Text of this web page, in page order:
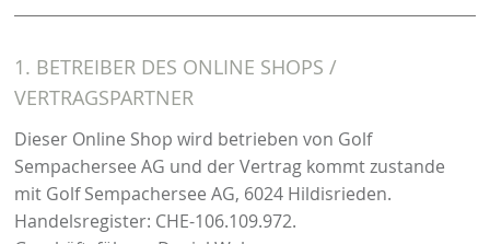
1. BETREIBER DES ONLINE SHOPS /
VERTRAGSPARTNER
Dieser Online Shop wird betrieben von Golf
Sempachersee AG und der Vertrag kommt zustande
mit Golf Sempachersee AG, 6024 Hildisrieden.
Handelsregister: CHE-106.109.972.